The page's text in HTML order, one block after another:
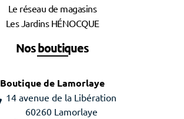
Le réseau de magasins
Les Jardins HÉNOCQUE
Nos boutiques
Boutique de Lamorlaye
14 avenue de la Libération
60260 Lamorlaye